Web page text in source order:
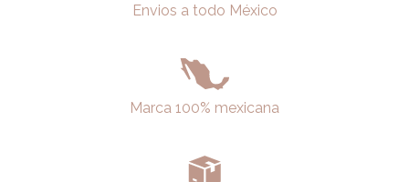
Envios a todo México
Marca 100% mexicana